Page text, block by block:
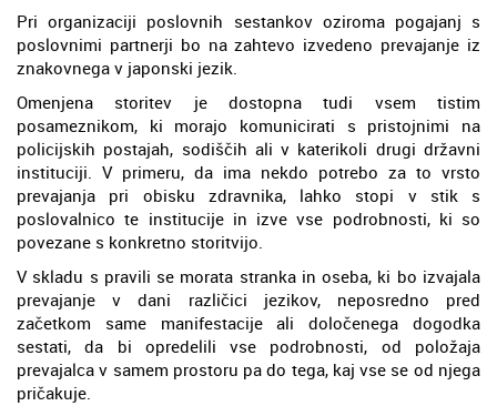
Pri organizaciji poslovnih sestankov oziroma pogajanj s
poslovnimi partnerji bo na zahtevo izvedeno prevajanje iz
znakovnega v japonski jezik.
Omenjena storitev je dostopna tudi vsem tistim
posameznikom, ki morajo komunicirati s pristojnimi na
policijskih postajah, sodiščih ali v katerikoli drugi državni
instituciji. V primeru, da ima nekdo potrebo za to vrsto
prevajanja pri obisku zdravnika, lahko stopi v stik s
poslovalnico te institucije in izve vse podrobnosti, ki so
povezane s konkretno storitvijo.
V skladu s pravili se morata stranka in oseba, ki bo izvajala
prevajanje v dani različici jezikov, neposredno pred
začetkom same manifestacije ali določenega dogodka
sestati, da bi opredelili vse podrobnosti, od položaja
prevajalca v samem prostoru pa do tega, kaj vse se od njega
pričakuje.